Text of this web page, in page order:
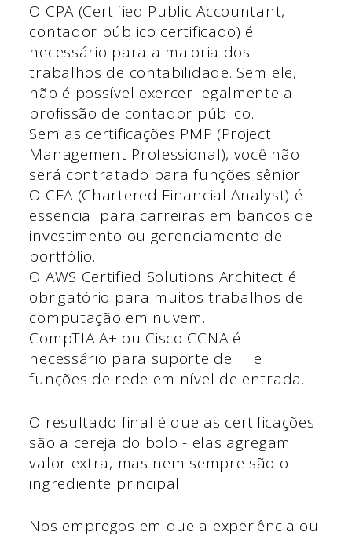
O CPA (Certified Public Accountant,
contador público certificado) é
necessário para a maioria dos
trabalhos de contabilidade. Sem ele,
não é possível exercer legalmente a
profissão de contador público.
Sem as certificações PMP (Project
Management Professional), você não
será contratado para funções sênior.
O CFA (Chartered Financial Analyst) é
essencial para carreiras em bancos de
investimento ou gerenciamento de
portfólio.
O AWS Certified Solutions Architect é
obrigatório para muitos trabalhos de
computação em nuvem.
CompTIA A+ ou Cisco CCNA é
necessário para suporte de TI e
funções de rede em nível de entrada.
O resultado final é que as certificações
são a cereja do bolo - elas agregam
valor extra, mas nem sempre são o
ingrediente principal.
Nos empregos em que a experiência ou